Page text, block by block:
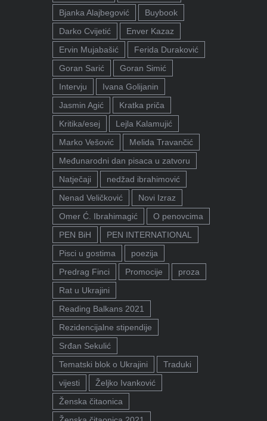
Bjanka Alajbegović
Buybook
Darko Cvijetić
Enver Kazaz
Ervin Mujabašić
Ferida Duraković
Goran Sarić
Goran Simić
Intervju
Ivana Golijanin
Jasmin Agić
Kratka priča
Kritika/esej
Lejla Kalamujić
Marko Vešović
Melida Travančić
Međunarodni dan pisaca u zatvoru
Natječaji
nedžad ibrahimović
Nenad Veličković
Novi Izraz
Omer Ć. Ibrahimagić
O penovcima
PEN BiH
PEN INTERNATIONAL
Pisci u gostima
poezija
Predrag Finci
Promocije
proza
Rat u Ukrajini
Reading Balkans 2021
Rezidencijalne stipendije
Srđan Sekulić
Tematski blok o Ukrajini
Traduki
vijesti
Željko Ivanković
Ženska čitaonica